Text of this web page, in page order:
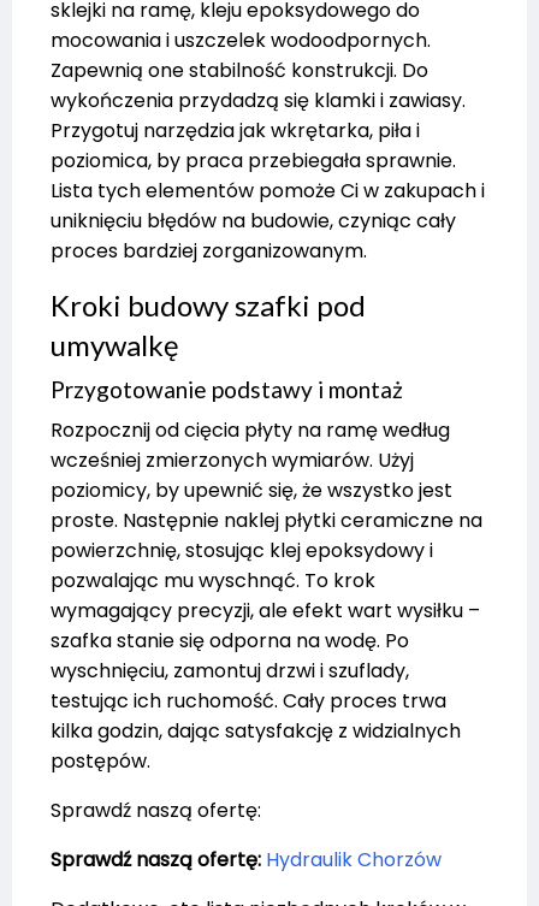
sklejki na ramę, kleju epoksydowego do
mocowania i uszczelek wodoodpornych.
Zapewnią one stabilność konstrukcji. Do
wykończenia przydadzą się klamki i zawiasy.
Przygotuj narzędzia jak wkrętarka, piła i
poziomica, by praca przebiegała sprawnie.
Lista tych elementów pomoże Ci w zakupach i
uniknięciu błędów na budowie, czyniąc cały
proces bardziej zorganizowanym.
Kroki budowy szafki pod
umywalkę
Przygotowanie podstawy i montaż
Rozpocznij od cięcia płyty na ramę według
wcześniej zmierzonych wymiarów. Użyj
poziomicy, by upewnić się, że wszystko jest
proste. Następnie naklej płytki ceramiczne na
powierzchnię, stosując klej epoksydowy i
pozwalając mu wyschnąć. To krok
wymagający precyzji, ale efekt wart wysiłku –
szafka stanie się odporna na wodę. Po
wyschnięciu, zamontuj drzwi i szuflady,
testując ich ruchomość. Cały proces trwa
kilka godzin, dając satysfakcję z widzialnych
postępów.
Sprawdź naszą ofertę:
Sprawdź naszą ofertę: Hydraulik Chorzów